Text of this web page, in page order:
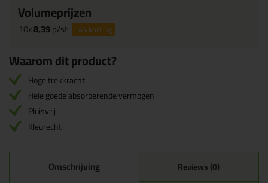
Volumeprijzen
10x8,39p/st 14%korting
Waarom dit product?
Hoge trekkracht
Hele goede absorberende vermogen
Pluisvrij
Kleurecht
Omschrijving Reviews (0)